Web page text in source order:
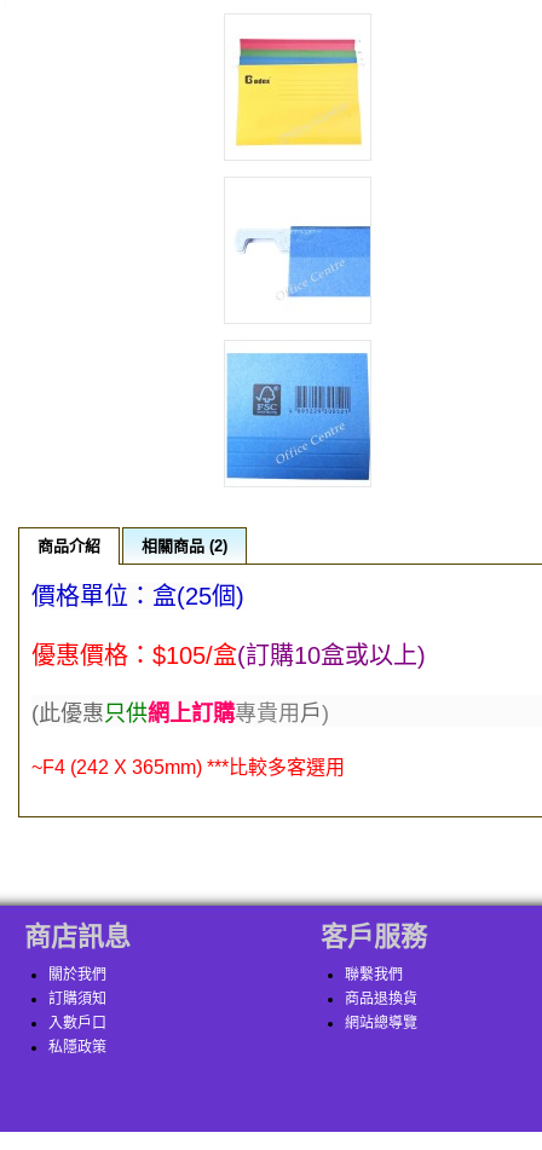
商品介紹 相關商品 (2)
價格單位：盒(25個)
優惠價格：$105/盒(訂購10盒或以上)
(此優惠只供網上訂購專貴用 戶)
~F4 (242 X 365mm) ***比較多客選用
商店訊息
關於我們
訂購須知
入數戶口
私隱政策
客戶服務
聯繫我們
商品退換貨
網站總導覽